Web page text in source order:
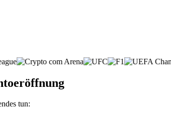
tun: